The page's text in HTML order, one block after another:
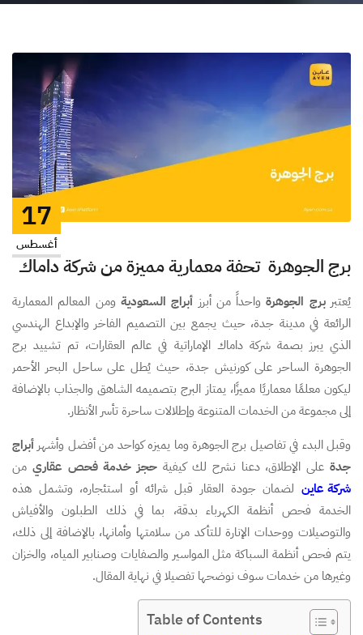
برج الجوهرة تحفة معمارية مميزة من شركة داماك
يُعتبربرج الجوهرةواحداً من أبرز أبراج السعودية ومن المعالم المعمارية
الرائعة في مدينة جدة، حيث يجمع بين التصميم الفاخر والإبداع الهندسي
الذي يبرز بصمة شركة داماك الإماراتية في عالم العقارات، تم تشييد برج
الجوهرة الساحر على كورنيش جدة، حيث يُطل على ساحل البحر الأحمر
ليكون معلمًا معماريًا مميزًا، يمتاز البرج بتصميمه الشاهق والجذاب بالإضافة
إلى مجموعة من الخدمات المتنوعة وإطلالات ساحرة تأسر الأنظار.
وقبل البدء في تفاصيل برج الجوهرة وما يميزه كواحد من أفضل وأشهر أبراج
جدة على الإطلاق، دعنا نشرح لك كيفية حجز خدمة فحص عقاري من
شركة عاين لضمان جودة العقار قبل شرائه أو استئجاره، وتشمل هذه
الخدمة فحص أنظمة الكهرباء بدقة، بما في ذلك الطبلون والأفياش
والتوصيلات ووحدات الإنارة للتأكد من سلامتها وأمانها، بالإضافة إلى ذلك،
يتم فحص أنظمة السباكة مثل المواسير والصفايات وصنابير المياه، والخزان
وغيرها من خدمات سوف نوضحها تفصيلا في نهاية المقال.
Table of Contents
17
أغسطس